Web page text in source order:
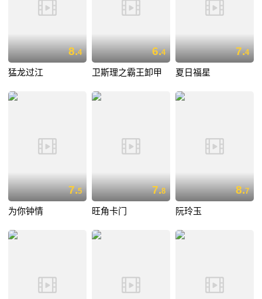
8.4
猛龙过江
6.4
卫斯理之霸王卸甲
7.4
夏日福星
7.5
为你钟情
7.8
旺角卡门
8.7
阮玲玉